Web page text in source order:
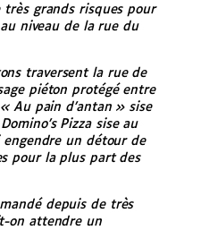
grands risques pour
niveau de la rue du
traversent la rue de
piéton protégé entre
Au pain d’antan » sise
Pizza sise au
un détour de
pour la plus part des
depuis de très
on attendre un